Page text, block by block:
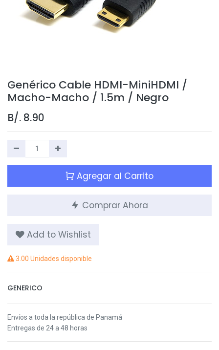
Genérico Cable HDMI-MiniHDMI /
Macho-Macho / 1.5m / Negro
B/. 8.90
Agregar al Carrito
Comprar Ahora
Add to Wishlist
3.00 Unidades disponible
GENERICO
Envíos a toda la república de Panamá
Entregas de 24 a 48 horas